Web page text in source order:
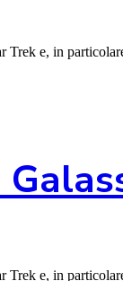
Trek e, in
Trek e, in